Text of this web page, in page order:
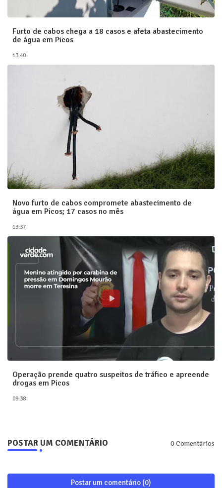
Furto de cabos chega a 18 casos e afeta abastecimento
de água em Picos
13:40
Novo furto de cabos compromete abastecimento de
água em Picos; 17 casos no mês
13:37
Operação prende quatro suspeitos de tráfico e apreende
drogas em Picos
09:38
POSTAR UM COMENTÁRIO 0 Comentários
Postar um comentário (0)